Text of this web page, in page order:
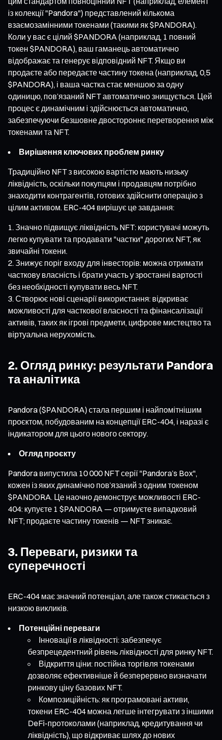
із колекції "Pandora") представлений кількома
взаємозамінними токенами (такими як $PANDORA).
Коли у вас є цілий $PANDORA (наприклад, 1 повний
токен $PANDORA), ваш гаманець автоматично
відображає та генерує відповідний NFT. Якщо ви
продаєте або передаєте частину токена (наприклад, 0,5
$PANDORA), і ваша частка стає меншою за одну
одиницю, пов’язаний NFT автоматично знищується. Цей
процес є динамічним і здійснюється автоматично,
забезпечуючи безшовне двостороннє перетворення між
токенами та NFT.
Вирішення ключових проблем ринку
Традиційно NFT з високою вартістю мають низьку
ліквідність, оскільки покупцям і продавцям потрібно
знаходити контрагентів, готових здійснити операцію з
цілим активом. ERC-404 вирішує це завдання:
Значно підвищує ліквідність NFT: користувачі можуть
легко купувати та продавати "частки" дорогих NFT, як
звичайні токени.
Знижує поріг входу для інвесторів: можна отримати
часткову власність і брати участь у зростанні вартості
без необхідності купувати весь NFT.
Створює нові сценарії використання: відкриває
можливості для часткової власності та фінансалізації
активів, таких як ігрові предмети, цифрове мистецтво та
віртуальна нерухомість.
2. Огляд ринку: результати Pandora
та аналітика
Pandora ($PANDORA) стала першим і найпомітнішим
проєктом, побудованим на концепції ERC-404, і наразі є
індикатором для цього нового сектору.
Огляд проєкту
Pandora випустила 10 000 NFT серії "Pandora’s Box",
кожен із яких динамічно пов’язаний з одним токеном
$PANDORA. Це наочно демонструє можливості ERC-
404: купуєте 1 $PANDORA — отримуєте випадковий
NFT; продаєте частину токенів — NFT зникає.
3. Переваги, ризики та
суперечності
ERC-404 має значний потенціал, але також стикається з
низкою викликів.
Потенційні переваги
Інновації в ліквідності: забезпечує
безпрецедентний рівень ліквідності для ринку NFT.
Відкриття ціни: постійна торгівля токенами
дозволяє ефективніше й безперервно визначати
ринкову ціну базових NFT.
Композиційність: як програмовані активи,
токени ERC-404 можна легше інтегрувати з іншими
DeFi-протоколами (наприклад, кредитування чи
ліквідність), що відкриває шлях до нових